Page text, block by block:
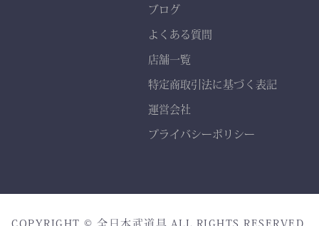
ブログ
よくある質問
店舗一覧
特定商取引法に基づく表記
運営会社
プライバシーポリシー
COPYRIGHT © 全日本武道具.ALL RIGHTS RESERVED.